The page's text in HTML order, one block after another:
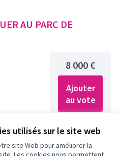
utilisés sur le site web
site Web pour améliorer la
AU PARC DE
8 000 €
Ajouter
au vote
JEAN-MACÉ